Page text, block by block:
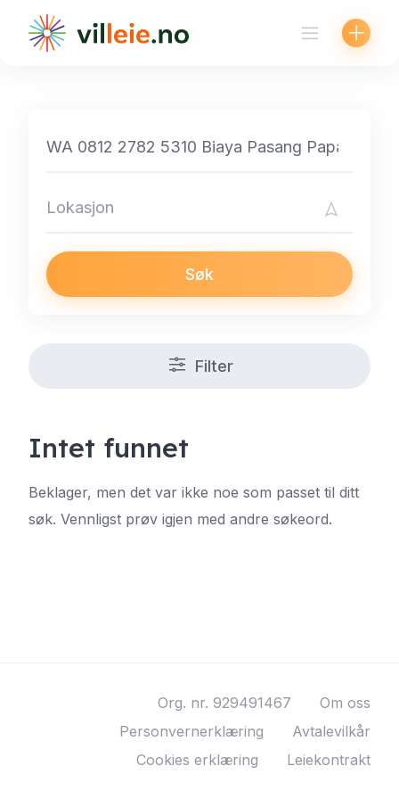
content
Søk
Filter
Intet funnet
Beklager, men det var ikke noe som passet til ditt
søk. Vennligst prøv igjen med andre søkeord.
Org. nr. 929491467
Om oss
Personvernerklæring
Avtalevilkår
Cookies erklæring
Leiekontrakt